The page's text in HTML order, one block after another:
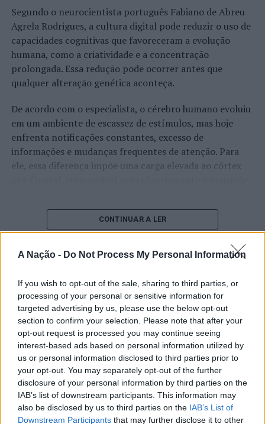
A Nação - Do Not Process My Personal Information
If you wish to opt-out of the sale, sharing to third parties, or
processing of your personal or sensitive information for
targeted advertising by us, please use the below opt-out
section to confirm your selection. Please note that after your
opt-out request is processed you may continue seeing
interest-based ads based on personal information utilized by
us or personal information disclosed to third parties prior to
your opt-out. You may separately opt-out of the further
disclosure of your personal information by third parties on the
IAB’s list of downstream participants. This information may
also be disclosed by us to third parties on the IAB’s List of
Downstream Participants that may further disclose it to other
Segundo o neurocientista português Fabiano de Abreu
Agrela Rodrigues, a cultura digital pode reduzir o uso de
capacidades cognitivas que favoreceram a evolução
humana, como a criatividade e a concentração
prolongada. Essa redução pode ocorrer antes que
qualquer alteração genética aconteça.
De acordo com o especialista, o cérebro humano evoluiu
em um ambiente de escassez de estímulos, mas hoje
enfrenta notificações constantes, excesso de
informações e mudanças frequentes de atenção. Para
ele, essa diferença impõe uma carga elevada ao córtex
O pesquisador afirma que plataformas digitais também
estimulam continuamente o sistema de recompensa do
cérebro, favorecendo a fadiga mental, a dificuldade de
manter a atenção e a procrastinação. Na sua visão,
aumentam a sensação de sobrecarga, enquanto o stress
prolongado pode elevar os níveis de cortisol e
prejudicar o desempenho cognitivo.
Fabiano de Abreu Agrela Rodrigues ressalta que não há
evidências de que o ambiente digital provoque mudanças
genéticas na espécie humana. A adaptação observada,
afirma, ocorre por meio da neuroplasticidade, processo
pelo qual os circuitos neurais se reorganizam em
resposta às experiências.
CONTINUAR A LER
“Millennium Estoril Open 2026”
regressou ao circuito ATP com
vitória do francês Luca Van Assche
Publicado 1 dia atrás on 07/08/2026
Por Ígor Lopes
O “Millennium Estoril Open 2026” decorreu entre os